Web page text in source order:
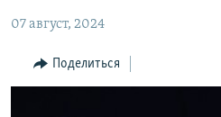
главной
навигации
Вернутся
НАСТОЯЩЕЕ ВРЕМЯ
МИГРАНТ МЕДИА
07 август, 2024
Поделиться